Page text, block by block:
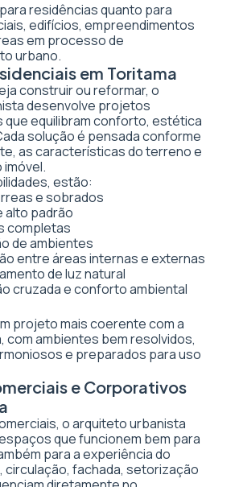
residências quanto para
edifícios, empreendimentos
em processo de
urbano.
em Toritama
construir ou reformar, o
desenvolve projetos
que equilibram conforto, estética
solução é pensada conforme
as características do terreno e
estão:
e sobrados
alto padrão
completas
de ambientes
entre áreas internas e externas
de luz natural
cruzada e conforto ambiental
projeto mais coerente com a
com ambientes bem resolvidos,
e preparados para uso
e Corporativos
o arquiteto urbanista
que funcionem bem para
para a experiência do
circulação, fachada, setorização